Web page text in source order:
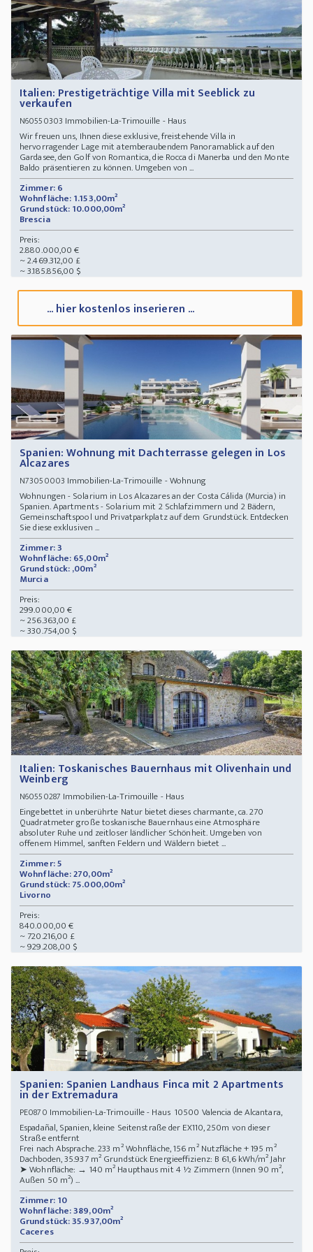
Italien: Prestigeträchtige Villa mit Seeblick zu
verkaufen
N60550303 Immobilien-La-Trimouille - Haus
Wir freuen uns, Ihnen diese exklusive, freistehende Villa in
hervorragender Lage mit atemberaubendem Panoramablick auf den
Gardasee, den Golf von Romantica, die Rocca di Manerba und den Monte
Baldo präsentieren zu können. Umgeben von ...
Zimmer: 6
Wohnfläche: 1.153,00m²
Grundstück: 10.000,00m²
Brescia
Preis:
2.880.000,00 €
~ 2.469.312,00 £
~ 3.185.856,00 $
... hier kostenlos inserieren ...
Spanien: Wohnung mit Dachterrasse gelegen in Los
Alcazares
N73050003 Immobilien-La-Trimouille - Wohnung
Wohnungen - Solarium in Los Alcazares an der Costa Cálida (Murcia) in
Spanien. Apartments - Solarium mit 2 Schlafzimmern und 2 Bädern,
Gemeinschaftspool und Privatparkplatz auf dem Grundstück. Entdecken
Sie diese exklusiven ...
Zimmer: 3
Wohnfläche: 65,00m²
Grundstück: ,00m²
Murcia
Preis:
299.000,00 €
~ 256.363,00 £
~ 330.754,00 $
Italien: Toskanisches Bauernhaus mit Olivenhain und
Weinberg
N60550287 Immobilien-La-Trimouille - Haus
Eingebettet in unberührte Natur bietet dieses charmante, ca. 270
Quadratmeter große toskanische Bauernhaus eine Atmosphäre
absoluter Ruhe und zeitloser ländlicher Schönheit. Umgeben von
offenem Himmel, sanften Feldern und Wäldern bietet ...
Zimmer: 5
Wohnfläche: 270,00m²
Grundstück: 75.000,00m²
Livorno
Preis:
840.000,00 €
~ 720.216,00 £
~ 929.208,00 $
Spanien: Spanien Landhaus Finca mit 2 Apartments
in der Extremadura
PE0870 Immobilien-La-Trimouille - Haus 10500 Valencia de Alcantara,
Espadañal, Spanien, kleine Seitenstraße der EX110, 250m von dieser
Straße entfernt
Frei nach Absprache. 233 m² Wohnfläche, 156 m² Nutzfläche + 195 m²
Dachboden, 35.937 m² Grundstück Energieeffizienz: B 61,6 kWh/m² Jahr
➤ Wohnfläche: → 140 m² Haupthaus mit 4 ½ Zimmern (Innen 90 m²,
Außen 50 m²) ...
Zimmer: 10
Wohnfläche: 389,00m²
Grundstück: 35.937,00m²
Caceres